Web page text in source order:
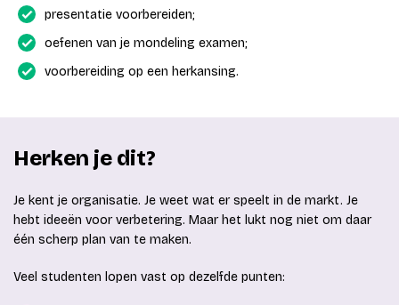
presentatie voorbereiden;
oefenen van je mondeling examen;
voorbereiding op een herkansing.
Herken je dit?
Je kent je organisatie. Je weet wat er speelt in de markt. Je
hebt ideeën voor verbetering. Maar het lukt nog niet om daar
één scherp plan van te maken.
Veel studenten lopen vast op dezelfde punten: